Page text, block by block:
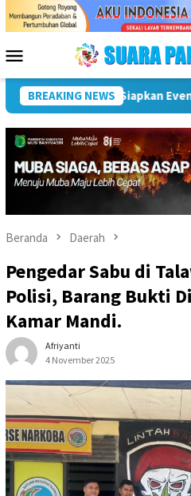
Menu
Mobile
BREAKING NEWS
Plt Bupati Hendri Dukung
Beranda Daerah
Pengedar Sabu di
Polisi, Barang Bukti
Kamar Mandi.
Afriyanti
4 November 2025